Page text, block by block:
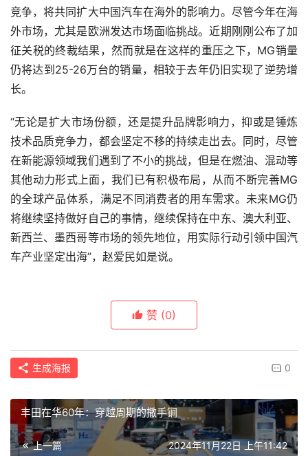
竞争，将共同扩大中国汽车在海外的影响力。尽管今年在海
外市场，尤其是欧洲发达市场面临挑战。近期刚刚公布了加
征关税的终裁结果，然而就是在这样的重压之下，MG销量
仍将达到25-26万台的销量，相较于去年仍旧实现了逆势增
长。
“无论是扩大市场份额，还是提升品牌影响力，抑或是锤炼
技术品质竞争力，都会坚定不移的持续走出去。同时，尽管
在新能源领域我们遇到了不小的挑战，但是在燃油、混动等
其他动力形式上面，我们已有积极布局，从而不断完善MG
的全球产品体系，满足不同消费者的用车需求。未来MG仍
将继续坚持做好自己的事情，继续保持在中东、澳大利亚、
新西兰、墨西哥等市场的领先地位，用实际行动引领中国汽
车产业坚定出海”，赵爱民如是说。
赞 (0)
生成海报 0
丰田在华60年：穿越周期的撒手锏
上一篇 2024年11月22日 上午11:42